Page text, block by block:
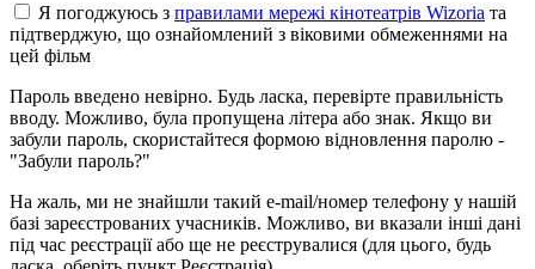
Я погоджуюсь з правилами мережі кінотеатрів Wizoria та
підтверджую, що ознайомлений з віковими обмеженнями на
цей фільм
Пароль введено невірно. Будь ласка, перевірте правильність
вводу. Можливо, була пропущена літера або знак. Якщо ви
забули пароль, скористайтеся формою відновлення паролю -
"Забули пароль?"
На жаль, ми не знайшли такий e-mail/номер телефону у нашій
базі зареєстрованих учасників. Можливо, ви вказали інші дані
під час реєстрації або ще не реєструвалися (для цього, будь